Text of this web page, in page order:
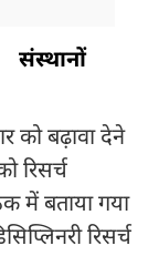
संस्थानों
को बढ़ावा देने
रिसर्च
में बताया गया
रिसर्च